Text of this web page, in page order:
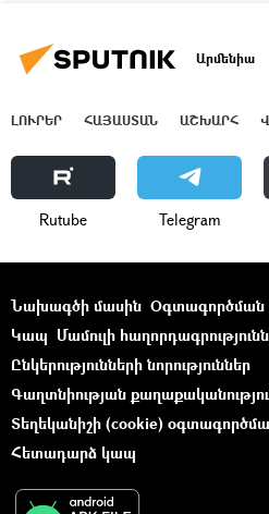
Արմենիա
ԼՈՒՐԵՐ ՀԱՅԱՍՏԱՆ ԱՇԽԱՐՀ
Rutube Telegram
Նախագծի մասին Օգտագործման
Կապ Մամուլի
Ընկերությունների նորություններ
Գաղտնիության
Տեղեկանիշի (cookie)
Հետադարձ կապ